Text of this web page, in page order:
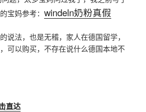
宝妈参考： windeln奶粉真假
说法，也是无稽，家人在德国留学，
可以购买，不存在说什么德国本地不
直达